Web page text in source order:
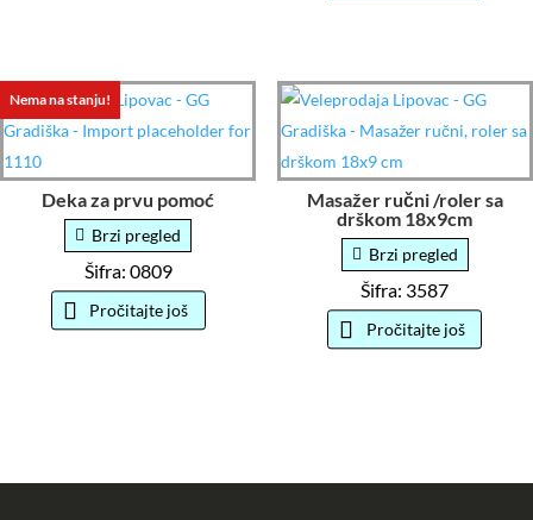
Nema na stanju!
Deka za prvu pomoć
Brzi pregled
Šifra: 0809
Pročitajte još
Masažer ručni /roler sa
drškom 18x9cm
Brzi pregled
Šifra: 3587
Pročitajte još